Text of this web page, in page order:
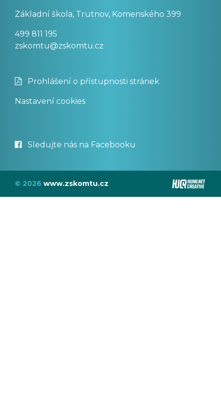
Základní škola, Trutnov, Komenského 399
499 811 195
zskomtu@zskomtu.cz
Prohlášení o přístupnosti stránek
Nastavení cookies
Sledujte nás na Facebooku
© 2026 www.zskomtu.cz